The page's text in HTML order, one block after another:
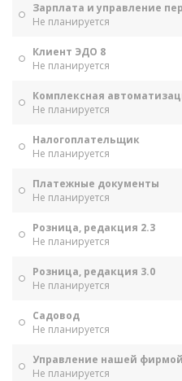
Зарплата и управление
Не планируется
Клиент ЭДО 8
Не планируется
Комплексная
Не планируется
Налогоплательщик
Не планируется
Платежные документы
Не планируется
Розница, редакция 2.3
Не планируется
Розница, редакция 3.0
Не планируется
Садовод
Не планируется
Управление нашей фирмой
Не планируется